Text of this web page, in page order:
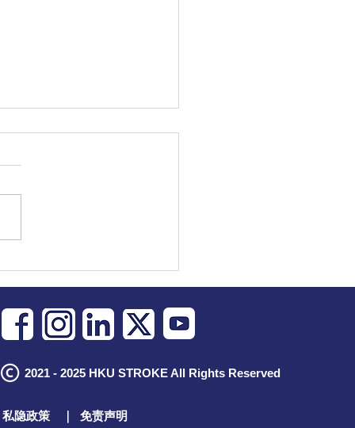
康日
2021 - 2025 HKU STROKE All Rights Reserved
私隐政策 ｜ 免责声明